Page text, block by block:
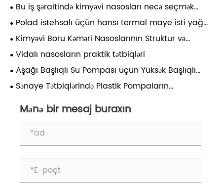
Bu iş şəraitində kimyəvi nasosları necə seçmək
olar?
Polad istehsalı üçün hansı termal maye isti yağ
nasoslarından istifadə olunur?
Kimyəvi Boru Kəməri Nasoslarının Struktur və
Performans Təhlili
Vidalı nasosların praktik tətbiqləri
Aşağı Başlıqlı Su Pompası üçün Yüksək Başlıqlı
Mərkəzdənqaçma Nasosların İstifadəsi üzrə Qeydlər
Sənaye Tətbiqlərində Plastik Pompaların
Mənə bir mesaj buraxın